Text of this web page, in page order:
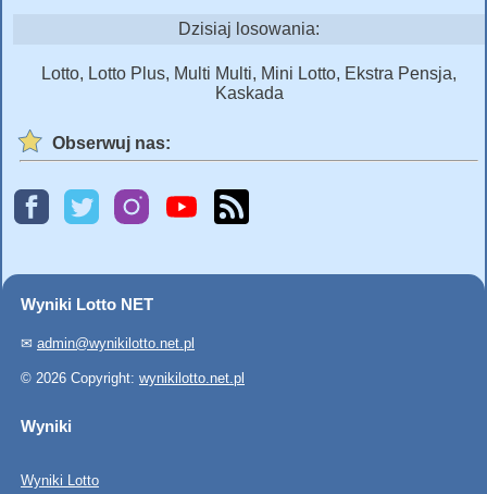
Dzisiaj losowania:
Lotto, Lotto Plus, Multi Multi, Mini Lotto, Ekstra Pensja,
Kaskada
Obserwuj nas:
Wyniki Lotto NET
✉ admin@wynikilotto.net.pl
© 2026 Copyright: wynikilotto.net.pl
Wyniki
Wyniki Lotto